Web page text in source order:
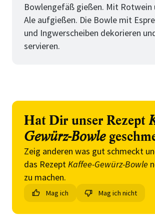
Bowlengefäß gießen. Mit Rotwein
Ale aufgießen. Die Bowle mit
und Ingwerscheiben dekorieren
servieren.
Hat Dir unser Rezept
Gewürz-Bowle
Zeig anderen was gut schmeckt
das RezeptKaffee-Gewürz-Bowle
zu machen.
Mag ich Mag ich nicht